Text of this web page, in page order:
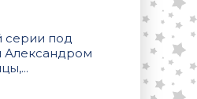
серии под
Александром